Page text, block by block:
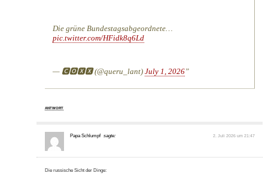
Die grüne Bundestagsabgeordnete…
pic.twitter.com/HFidk8q6Ld
— 🅲🅾🆇🆇 (@queru_lant)July 1, 2026
ANTWORT
Papa Schlumpf sagte: 2. Juli 2026 um 21:47
Die russische Sicht der Dinge: